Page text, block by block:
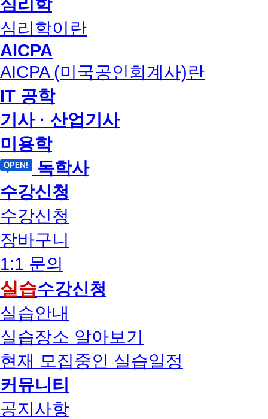
심리학
심리학이란
AICPA
AICPA (미국공인회계사)란
IT 공학
기사 · 산업기사
미용학
독학사
수강신청
수강신청
장바구니
1:1 문의
실습수강신청
실습안내
실습장소 알아보기
현재 모집중인 실습일정
커뮤니티
공지사항